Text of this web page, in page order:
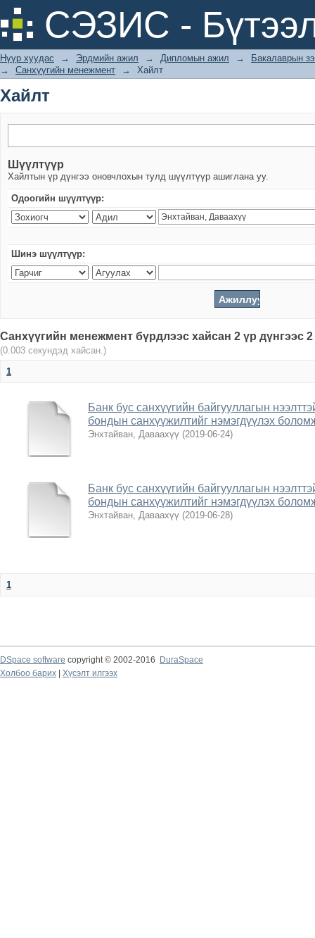
СЭЗИС -
Хайлт
Нүүр хуудас → Эрдмийн ажил → Дипломын ажил →
Бакалаврын
→
Санхүүгийн менежмент → Хайлт
Хайлт
Шүүлтүүр
Хайлтын үр дүнгээ оновчлохын тулд шүүлтүүр ашиглана уу.
Одоогийн шүүлтүүр:
Шинэ шүүлтүүр:
Санхүүгийн менежмент бүрдлээс хайсан 2 үр дүнгээс
(0.003 секундэд хайсан.)
1
Банк бус санхүүгийн байгууллагын
бондын санхүүжилтийг нэмэгдүүлэх
Энхтайван, Даваахүү (2019-06-24)
Банк бус санхүүгийн байгууллагын
бондын санхүүжилтийг нэмэгдүүлэх
Энхтайван, Даваахүү (2019-06-28)
1
DSpace software copyright © 2002-2016
DuraSpace
Холбоо барих
Хүсэлт илгээх